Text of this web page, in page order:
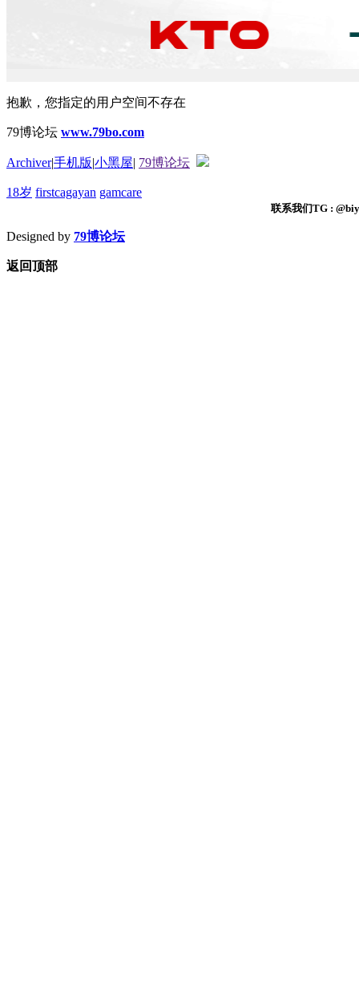
抱歉，您指定的用户空间不存在
79博论坛 www.79bo.com
Archiver|手机版|小黑屋| 79博论坛
18岁 firstcagayan gamcare
联系我们TG :
Designed by 79博论坛
返回顶部